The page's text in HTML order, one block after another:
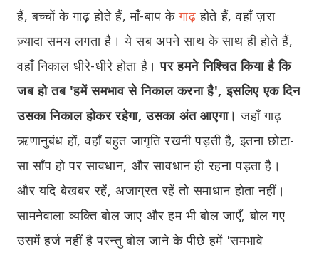
हैं, बच्चों के गाढ़ होते हैं, माँ-बाप केगाढ़ होते हैं, वहाँ ज़रा
ज़्यादा समय लगता है। ये सब अपने साथ के साथ ही होते हैं,
वहाँ निकाल धीरे-धीरे होता है।पर हमने निश्चित किया है कि
जब हो तब 'हमें समभाव से निकाल करना है', इसलिए एक दिन
उसका निकाल होकर रहेगा, उसका अंत आएगा। जहाँ गाढ़
ऋणानुबंध हों, वहाँ बहुत जागृति रखनी पड़ती है, इतना छोटा-
सा साँप हो पर सावधान, और सावधान ही रहना पड़ता है।
और यदि बेखबर रहें, अजाग्रत रहें तो समाधान होता नहीं।
सामनेवाला व्यक्ति बोल जाए और हम भी बोल जाएँ, बोल गए
उसमें हर्ज नहीं है परन्तु बोल जाने के पीछे हमें 'समभावे